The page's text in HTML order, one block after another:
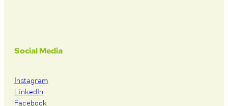
Social Media
Instagram
LinkedIn
Facebook